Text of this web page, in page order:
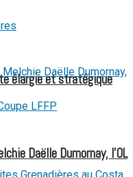
élargie et stratégique
Daëlle Dumornay, l’OL